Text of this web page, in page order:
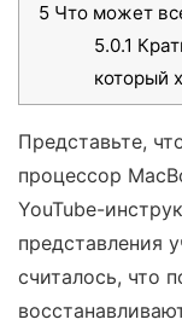
5 Что может
5.0.1
который
Представьте,
процессор
YouTube-
представления
считалось, что